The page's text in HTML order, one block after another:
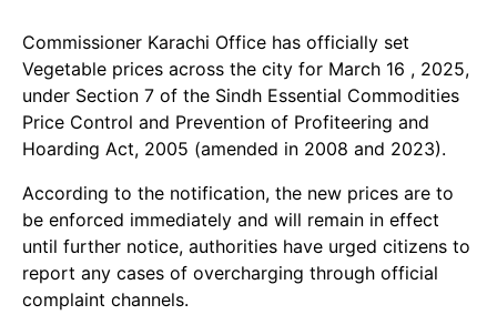
Commissioner Karachi Office has officially set
Vegetable prices across the city for March 16 , 2025,
under Section 7 of the Sindh Essential Commodities
Price Control and Prevention of Profiteering and
Hoarding Act, 2005 (amended in 2008 and 2023).
According to the notification, the new prices are to
be enforced immediately and will remain in effect
until further notice, authorities have urged citizens to
report any cases of overcharging through official
complaint channels.